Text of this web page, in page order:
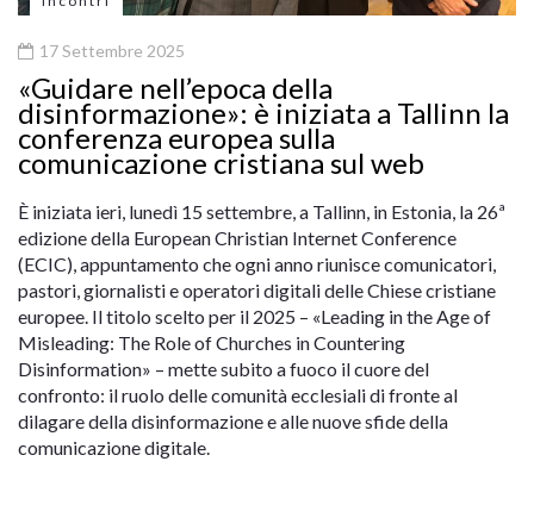
17 Settembre 2025
«Guidare nell’epoca della
disinformazione»: è iniziata a Tallinn la
conferenza europea sulla
comunicazione cristiana sul web
È iniziata ieri, lunedì 15 settembre, a Tallinn, in Estonia, la 26ª
edizione della European Christian Internet Conference
(ECIC), appuntamento che ogni anno riunisce comunicatori,
pastori, giornalisti e operatori digitali delle Chiese cristiane
europee. Il titolo scelto per il 2025 – «Leading in the Age of
Misleading: The Role of Churches in Countering
Disinformation» – mette subito a fuoco il cuore del
confronto: il ruolo delle comunità ecclesiali di fronte al
dilagare della disinformazione e alle nuove sfide della
comunicazione digitale.